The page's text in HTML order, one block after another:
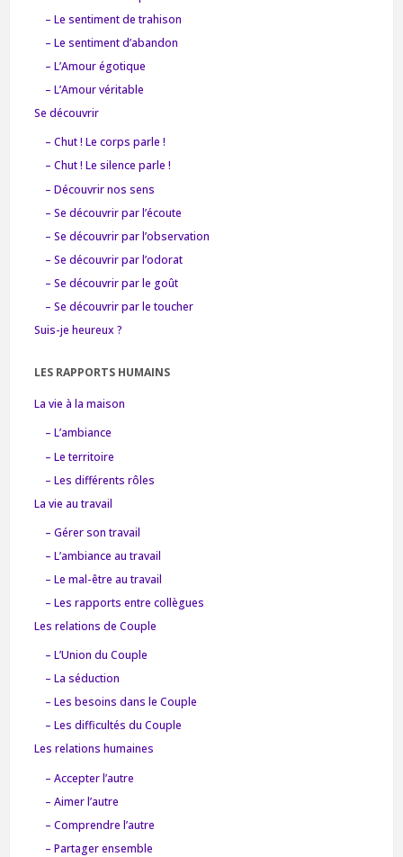
– Le sentiment de trahison
– Le sentiment d’abandon
– L’Amour égotique
– L’Amour véritable
Se découvrir
– Chut ! Le corps parle !
– Chut ! Le silence parle !
– Découvrir nos sens
– Se découvrir par l’écoute
– Se découvrir par l’observation
– Se découvrir par l’odorat
– Se découvrir par le goût
– Se découvrir par le toucher
Suis-je heureux ?
LES RAPPORTS HUMAINS
La vie à la maison
– L’ambiance
– Le territoire
– Les différents rôles
La vie au travail
– Gérer son travail
– L’ambiance au travail
– Le mal-être au travail
– Les rapports entre collègues
Les relations de Couple
– L’Union du Couple
– La séduction
– Les besoins dans le Couple
– Les difficultés du Couple
Les relations humaines
– Accepter l’autre
– Aimer l’autre
– Comprendre l’autre
– Partager ensemble